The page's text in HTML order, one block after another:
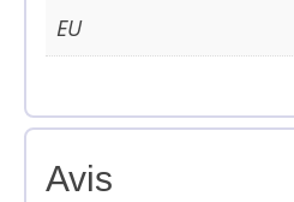
EU
Avis